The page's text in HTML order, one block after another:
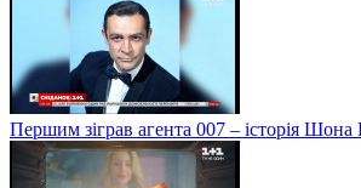
Першим зіграв агента 007 – історія Шона